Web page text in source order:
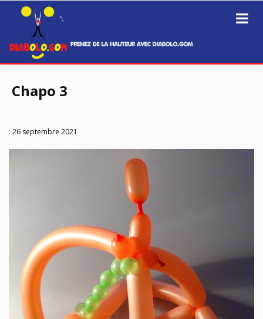
Passer
contenu
Diabolo.GOM
Chapo 3
: 26 septembre 2021